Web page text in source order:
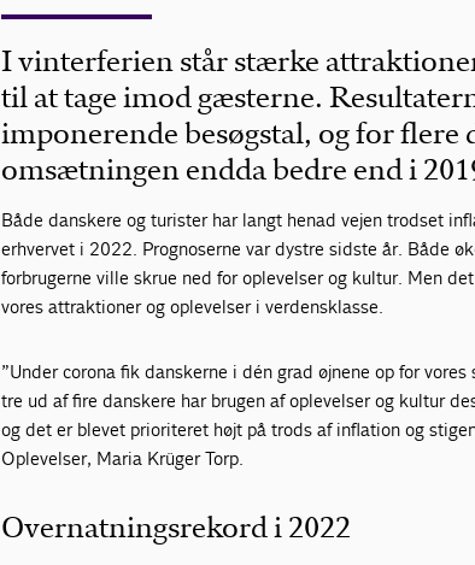
I vinterferien står stærke
til at tage imod gæsterne.
imponerende besøgstal, og for flere
omsætningen endda bedre end i
Både danskere og turister har langt henad vejen trodset
erhvervet i 2022. Prognoserne var dystre sidste år. Både
forbrugerne ville skrue ned for oplevelser og kultur. Men
vores attraktioner og oplevelser i verdensklasse.
”Under corona fik danskerne i dén grad øjnene op for
tre ud af fire danskere har brugen af oplevelser og kultur
og det er blevet prioriteret højt på trods af inflation og
Oplevelser, Maria Krüger Torp.
Overnatningsrekord i 2022